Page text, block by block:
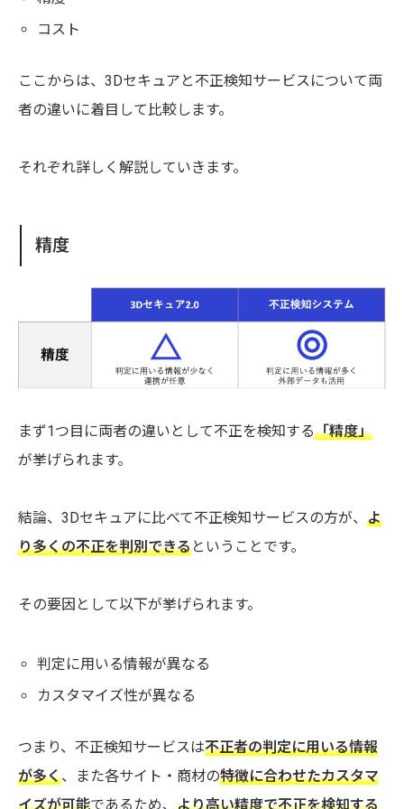
コスト
ここからは、3Dセキュアと不正検知サービスについて両
者の違いに着目して比較します。
それぞれ詳しく解説していきます。
精度
まず1つ目に両者の違いとして不正を検知する「精度」
が挙げられます。
結論、3Dセキュアに比べて不正検知サービスの方が、 よ
り多くの不正を判別できるということです。
その要因として以下が挙げられます。
判定に用いる情報が異なる
カスタマイズ性が異なる
つまり、不正検知サービスは不正者の判定に用いる情報
が多く、また各サイト・商材の特徴に合わせたカスタマ
イズが可能であるため、 より高い精度で不正を検知する